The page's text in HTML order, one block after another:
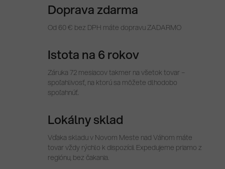
Doprava zdarma
Od 60 € bez DPH máte dopravu ZADARMO
Istota na 6 rokov
Záruka 72 mesiacov takmer na všetok tovar –
spoľahlivosť, na ktorú sa môžete dlhodobo
spoľahnúť.
Lokálny sklad
Vďaka skladu v Novom Meste nad Váhom máte
tovar vždy rýchlo k dispozícii. Expedujeme priamo z
regiónu, bez čakania.